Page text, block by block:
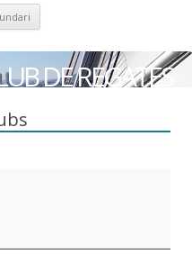
Skip to content
DE REGATES